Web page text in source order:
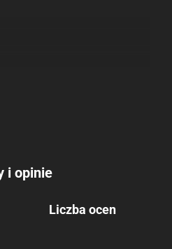
i opinie
Liczba ocen